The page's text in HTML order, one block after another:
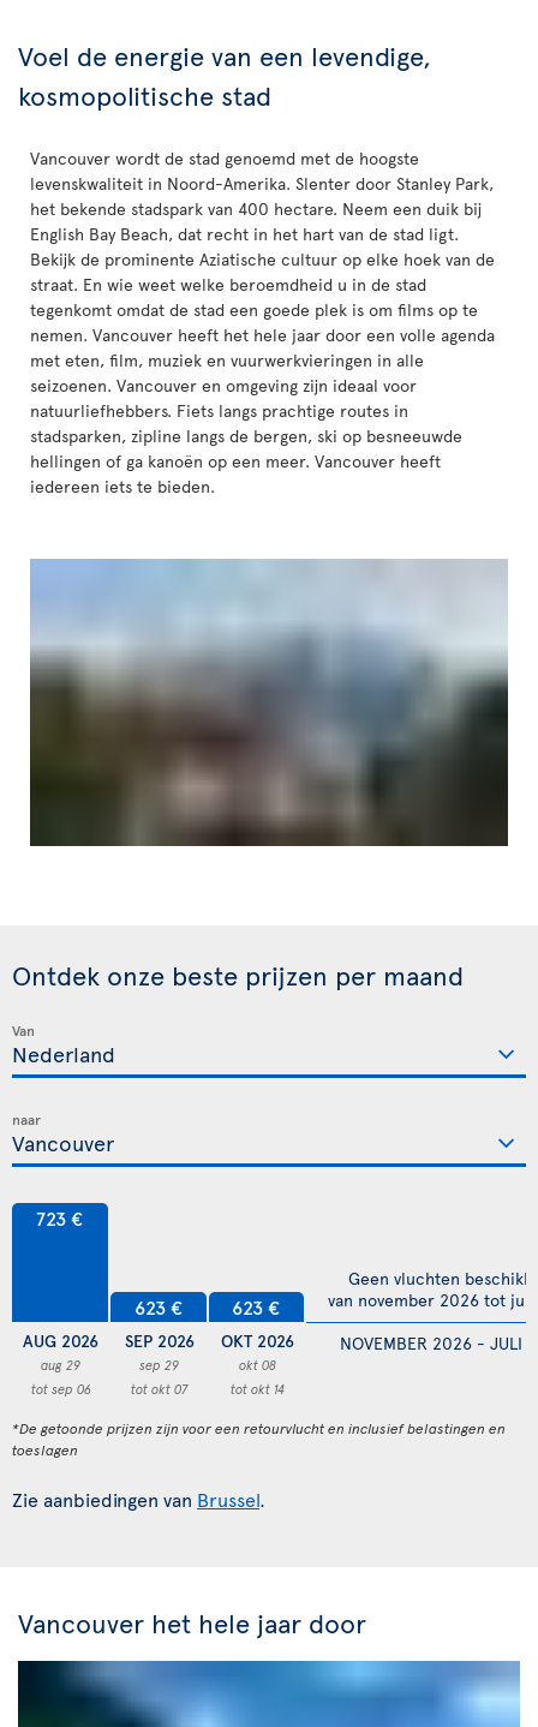
Voel de energie van een levendige,
kosmopolitische stad
Vancouver wordt de stad genoemd met de hoogste
levenskwaliteit in Noord-Amerika. Slenter door Stanley Park,
het bekende stadspark van 400 hectare. Neem een duik bij
English Bay Beach, dat recht in het hart van de stad ligt.
Bekijk de prominente Aziatische cultuur op elke hoek van de
straat. En wie weet welke beroemdheid u in de stad
tegenkomt omdat de stad een goede plek is om films op te
nemen. Vancouver heeft het hele jaar door een volle agenda
met eten, film, muziek en vuurwerkvieringen in alle
seizoenen. Vancouver en omgeving zijn ideaal voor
natuurliefhebbers. Fiets langs prachtige routes in
stadsparken, zipline langs de bergen, ski op besneeuwde
hellingen of ga kanoën op een meer. Vancouver heeft
iedereen iets te bieden.
Ontdek onze beste prijzen per maand
Van
naar
723 €
AUG 2026
aug 29
tot sep 06
623 €
SEP 2026
sep 29
tot okt 07
623 €
OKT 2026
okt 08
tot okt 14
NOVEMBER 2026 - JULI
Geen vluchten
van november 2026 tot
*De getoonde prijzen zijn voor een retourvlucht en inclusief belastingen en
toeslagen
Zie aanbiedingen van Brussel.
Vancouver het hele jaar door